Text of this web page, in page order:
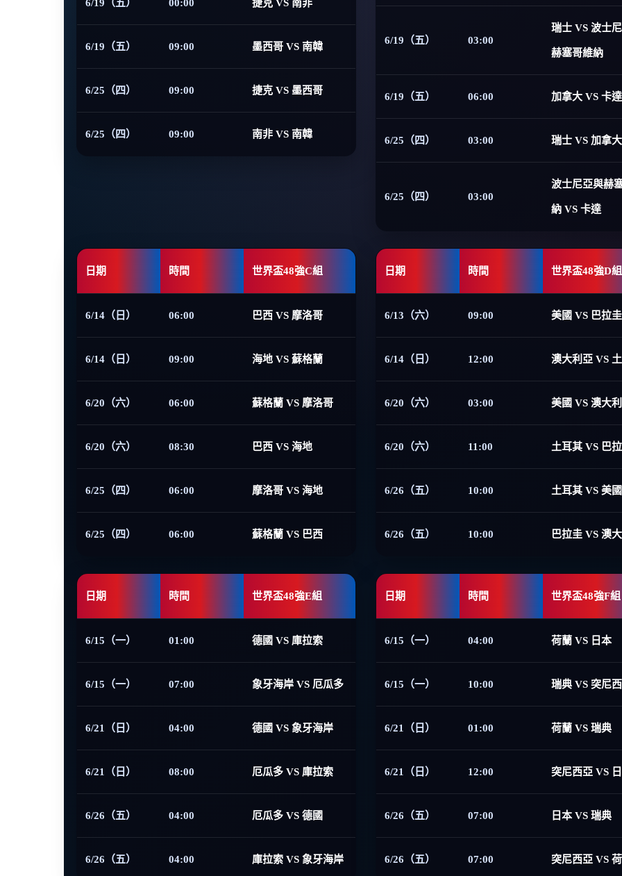
6/19（五） 00:00 捷克 VS 南非
6/19（五） 09:00 墨西哥 VS 南韓
6/25（四） 09:00 捷克 VS 墨西哥
6/25（四） 09:00 南非 VS 南韓
6/19（五） 03:00
瑞士 VS 波士
赫塞哥維納
6/19（五） 06:00 加拿大 VS 卡達
6/25（四） 03:00 瑞士 VS 加拿大
6/25（四） 03:00
波士尼亞與赫
納 VS 卡達
日期 時間 世界盃48強C組
6/14（日） 06:00 巴西 VS 摩洛哥
6/14（日） 09:00 海地 VS 蘇格蘭
6/20（六） 06:00 蘇格蘭 VS 摩洛哥
6/20（六） 08:30 巴西 VS 海地
6/25（四） 06:00 摩洛哥 VS 海地
6/25（四） 06:00 蘇格蘭 VS 巴西
日期 時間 世界盃48強D組
6/13（六） 09:00 美國 VS 巴拉圭
6/14（日） 12:00 澳大利亞 VS
6/20（六） 03:00 美國 VS 澳大
6/20（六） 11:00 土耳其 VS 巴
6/26（五） 10:00 土耳其 VS 美國
6/26（五） 10:00 巴拉圭 VS 澳
日期 時間 世界盃48強E組
6/15（一） 01:00 德國 VS 庫拉索
6/15（一） 07:00 象牙海岸 VS 厄瓜多
6/21（日） 04:00 德國 VS 象牙海岸
6/21（日） 08:00 厄瓜多 VS 庫拉索
6/26（五） 04:00 厄瓜多 VS 德國
6/26（五） 04:00 庫拉索 VS 象牙海岸
日期 時間 世界盃48強F組
6/15（一） 04:00 荷蘭 VS 日本
6/15（一） 10:00 瑞典 VS 突尼
6/21（日） 01:00 荷蘭 VS 瑞典
6/21（日） 12:00 突尼西亞 VS
6/26（五） 07:00 日本 VS 瑞典
6/26（五） 07:00 突尼西亞 VS